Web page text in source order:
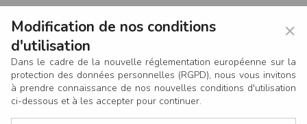
×
Modification de nos conditions
d'utilisation
Dans le cadre de la nouvelle réglementation européenne sur la
protection des données personnelles (RGPD), nous vous invitons
à prendre connaissance de nos nouvelles conditions d'utilisation
ci-dessous et à les accepter pour continuer.